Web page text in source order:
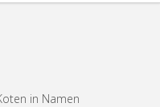
in Namen